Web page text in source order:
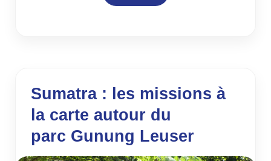
Sumatra : les missions à
la carte autour du
parc Gunung Leuser